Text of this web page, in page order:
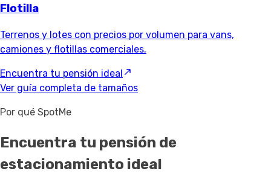
Flotilla
Terrenos y lotes con precios por volumen para vans,
camiones y flotillas comerciales.
Encuentra tu pensión ideal
Ver guía completa de tamaños
Por qué SpotMe
Encuentra tu pensión de
estacionamiento ideal